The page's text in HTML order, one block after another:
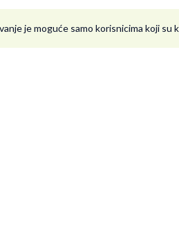
je moguće samo korisnicima koji su